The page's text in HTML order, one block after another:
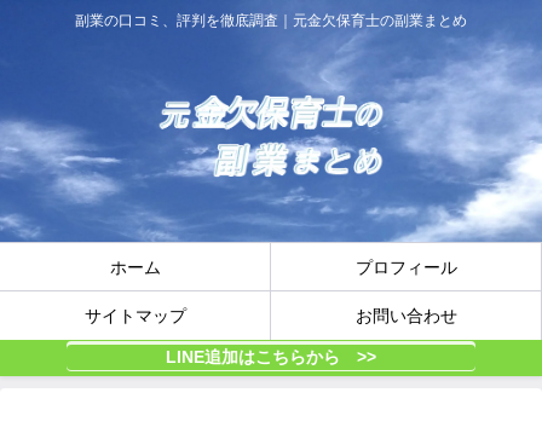
副業の口コミ、評判を徹底調査｜元金欠保育士の副業まとめ
ホーム プロフィール
サイトマップ お問い合わせ
LINE追加はこちらから >>